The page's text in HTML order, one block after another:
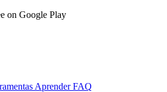
on Google Play
AprenderFAQ